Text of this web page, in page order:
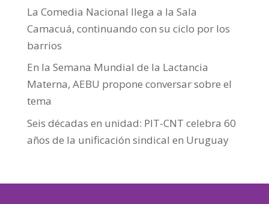
La Comedia Nacional llega a la Sala
Camacuá, continuando con su ciclo por los
barrios
En la Semana Mundial de la Lactancia
Materna, AEBU propone conversar sobre el
tema
Seis décadas en unidad: PIT-CNT celebra 60
años de la unificación sindical en Uruguay